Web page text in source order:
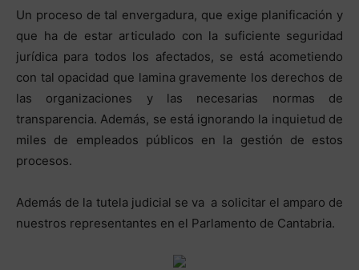
Un proceso de tal envergadura, que exige planificación y
que ha de estar articulado con la suficiente seguridad
jurídica para todos los afectados, se está acometiendo
con tal opacidad que lamina gravemente los derechos de
las organizaciones y las necesarias normas de
transparencia. Además, se está ignorando la inquietud de
miles de empleados públicos en la gestión de estos
procesos.
Además de la tutela judicial se va a solicitar el amparo de
nuestros representantes en el Parlamento de Cantabria.